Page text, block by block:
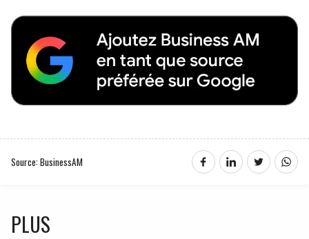
Source: BusinessAM
PLUS